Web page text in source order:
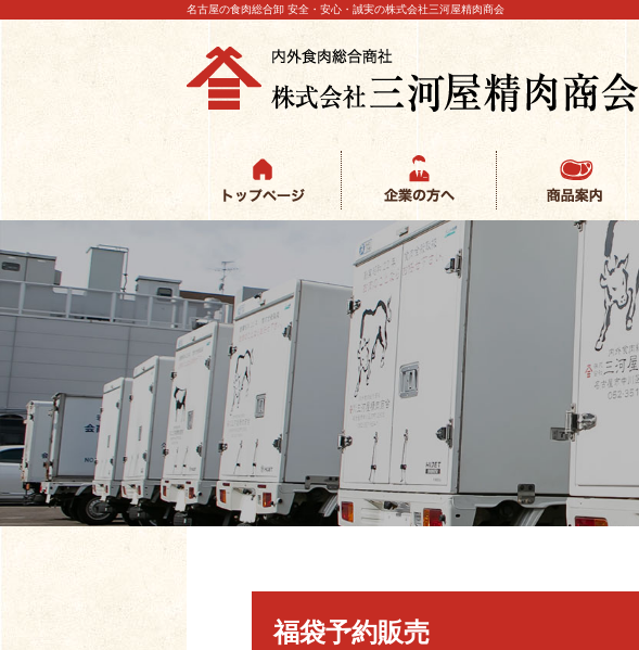
名古屋の食肉総合卸 安全・安心・誠実の株式会社三河屋精肉商会
福袋予約販売